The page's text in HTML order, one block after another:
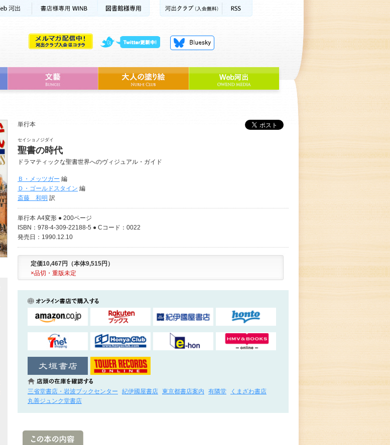
単行本
セイショノジダイ
聖書の時代
ドラマティックな聖書世界へのヴィジュアル・ガイド
Ｂ・メッツガー 編
Ｄ・ゴールドスタイン 編
斎藤 和明 訳
単行本 A4変形 ● 200ページ
ISBN：978-4-309-22188-5 ● Cコード：0022
発売日：1990.12.10
定価10,467円（本体9,515円）
×品切・重版未定
三省堂書店・岩波ブックセンター 紀伊國屋書店 東京都書店案内 有隣堂
くまざわ書店
丸善ジュンク堂書店